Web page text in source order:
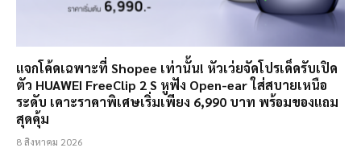
แจกโค้ดเฉพาะที่ Shopee เท่านั้น! หัวเว่ยจัดโปรเด็ดรับเปิด
ตัว HUAWEI FreeClip 2 S หูฟัง Open-ear ใส่สบายเหนือ
ระดับ เคาะราคาพิเศษเริ่มเพียง 6,990 บาท พร้อมของแถม
สุดคุ้ม
8 สิงหาคม 2026